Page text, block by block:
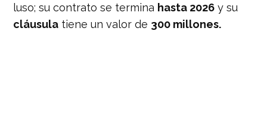
luso; su contrato se termina hasta 2026 y su
cláusula tiene un valor de 300 millones.